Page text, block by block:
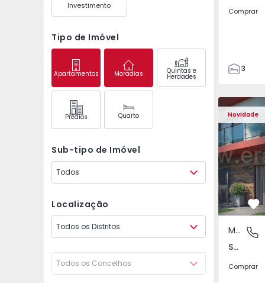
Investimento
Tipo de Imóvel
Apartamentos Moradias Quintas e
Herdades
Prédios Quarto
Sub-tipo de Imóvel
Todos
Localização
Todos os Distritos
Todos os Concelhos
Comprar
3
105
122
1
-1
Novidade
São
Moradia Geminada
São João das Lampas e Terrugem, Lisboa
Comprar